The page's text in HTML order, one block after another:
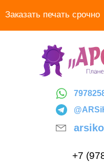
Заказать печать срочно
+7